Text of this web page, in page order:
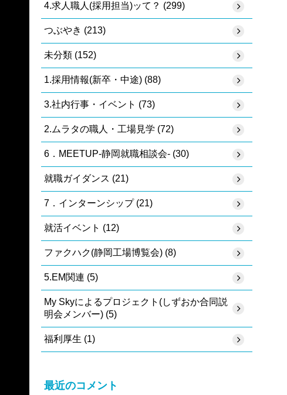
4.求人職人(採用担当)ッて？ (299)
つぶやき (213)
未分類 (152)
1.採用情報(新卒・中途) (88)
3.社内行事・イベント (73)
2.ムラタの職人・工場見学 (72)
6．MEETUP-静岡就職相談会- (30)
就職ガイダンス (21)
7．インターンシップ (21)
就活イベント (12)
ファクハク(静岡工場博覧会) (8)
5.EM関連 (5)
My Skyによるプロジェクト(しずおか合同説
明会メンバー) (5)
福利厚生 (1)
最近のコメント